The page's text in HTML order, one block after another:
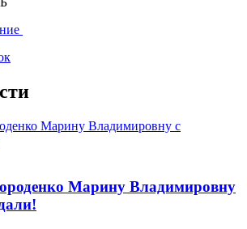
Марину Владимировну